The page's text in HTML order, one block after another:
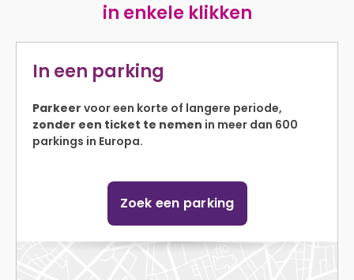
in enkele klikken
In een parking
Parkeer voor een korte of langere periode,
zonder een ticket te nemen in meer dan 600
parkings in Europa.
Zoek een parking